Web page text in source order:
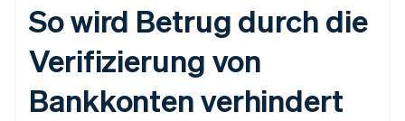
So wird Betrug durch die
Verifizierung von
Bankkonten verhindert